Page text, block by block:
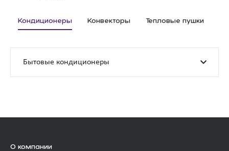
Кондиционеры Конвекторы Тепловые пушки
Бытовые кондиционеры
О компании